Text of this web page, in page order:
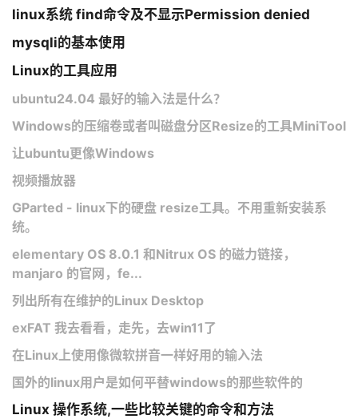
linux系统 find命令及不显示Permission denied
mysqli的基本使用
Linux的工具应用
ubuntu24.04 最好的输入法是什么？
Windows的压缩卷或者叫磁盘分区Resize的工具MiniTool
让ubuntu更像Windows
视频播放器
GParted - linux下的硬盘 resize工具。不用重新安装系
统。
​elementary OS 8.0.1 和Nitrux OS 的磁力链接，
manjaro 的官网，fe...
列出所有在维护的Linux Desktop
exFAT 我去看看，走先，去win11了
在Linux上使用像微软拼音一样好用的输入法​​
国外的linux用户是如何平替windows的那些软件的
Linux 操作系统,一些比较关键的命令和方法